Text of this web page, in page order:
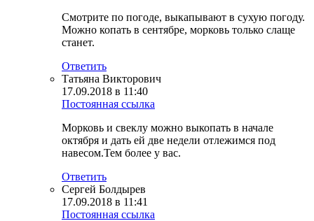
Смотрите по погоде, выкапывают в сухую погоду.
Можно копать в сентябре, морковь только слаще
станет.
Ответить
Татьяна Викторович
17.09.2018 в 11:40
Постоянная ссылка
Морковь и свеклу можно выкопать в начале
октября и дать ей две недели отлежимся под
навесом.Тем более у вас.
Ответить
Сергей Болдырев
17.09.2018 в 11:41
Постоянная ссылка